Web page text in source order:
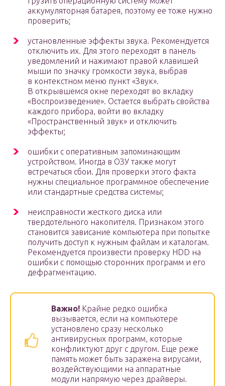
аккумуляторная батарея, поэтому ее тоже нужно
проверить;
установленные эффекты звука. Рекомендуется
отключить их. Для этого переходят в панель
уведомлений и нажимают правой клавишей
мыши по значку громкости звука, выбрав
в контекстном меню пункт «Звук».
В открывшемся окне переходят во вкладку
«Воспроизведение». Остается выбрать свойства
каждого прибора, войти во вкладку
«Пространственный звук» и отключить
эффекты;
ошибки с оперативным запоминающим
устройством. Иногда в ОЗУ также могут
встречаться сбои. Для проверки этого факта
нужны специальное программное обеспечение
или стандартные средства системы;
неисправности жесткого диска или
твердотельного накопителя. Признаком этого
становится зависание компьютера при попытке
получить доступ к нужным файлам и каталогам.
Рекомендуется произвести проверку HDD на
ошибки с помощью сторонних программ и его
дефрагментацию.
Важно! Крайне редко ошибка
вызывается, если на компьютере
установлено сразу несколько
антивирусных программ, которые
конфликтуют друг с другом. Еще реже
память может быть заражена вирусами,
воздействующими на аппаратные
модули напрямую через драйверы.